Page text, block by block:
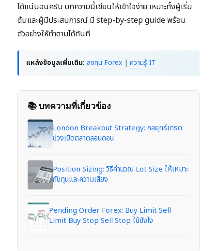
ได้แน่นอนครับ บทความนี้เขียนให้เข้าใจง่าย เหมาะทั้งผู้เริ่ม
ต้นและผู้มีประสบการณ์ มี step-by-step guide พร้อม
ตัวอย่างให้ทำตามได้ทันที
แหล่งข้อมูลเพิ่มเติม: ลงทุน Forex | ความรู้ IT
📚 บทความที่เกี่ยวข้อง
London Breakout Strategy: กลยุทธ์เทรด
ช่วงเปิดตลาดลอนดอน
Position Sizing: วิธีคำนวณ Lot Size ให้เหมาะ
กับทุนและความเสี่ยง
Pending Order Forex: Buy Limit Sell
Limit Buy Stop Sell Stop ใช้ยังไง